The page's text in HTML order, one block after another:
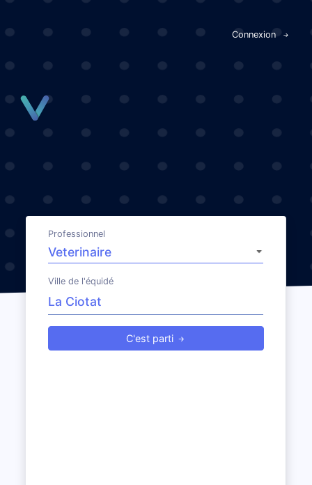
Connexion
Professionnel
Ville de l'équidé
C'est parti